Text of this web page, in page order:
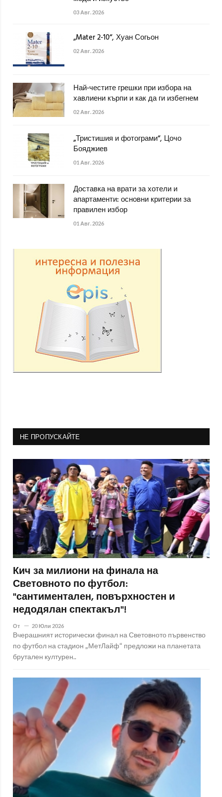
03 Авг. 2026
„Mater 2-10“, Хуан Согьон
02 Авг. 2026
Най-честите грешки при избора на
хавлиени кърпи и как да ги избегнем
02 Авг. 2026
„Тристишия и фотограми“, Цочо
Бояджиев
01 Авг. 2026
Доставка на врати за хотели и
апартаменти: основни критерии за
правилен избор
01 Авг. 2026
НЕ ПРОПУСКАЙТЕ
Кич за милиони на финала на
Световното по футбол:
"сантиментален, повърхностен и
недодялан спектакъл"!
От 20 Юли 2026
Вчерашният исторически финал на Световното първенство
по футбол на стадион „МетЛайф“ предложи на планетата
брутален културен..